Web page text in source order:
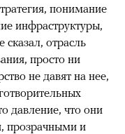
понимание
инфраструктуры,
отрасль
просто ни
не давят на нее,
давление, что они
прозрачными и